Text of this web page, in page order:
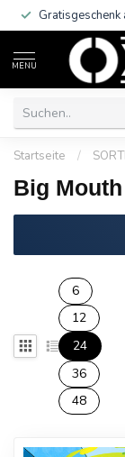
MENU
Startseite /
Big Mouth
6
12
24
36
48